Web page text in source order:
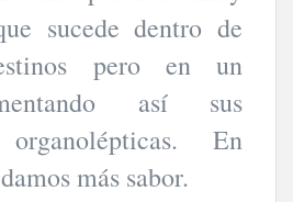
sucede dentro de
pero en un
así sus
organolépticas. En
más sabor.